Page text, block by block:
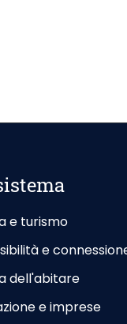
e turismo
e
dell'abitare
e imprese